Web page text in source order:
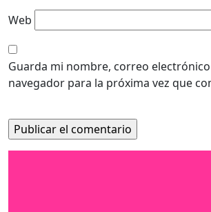
Web
Guarda mi nombre, correo
navegador para la próxima vez que